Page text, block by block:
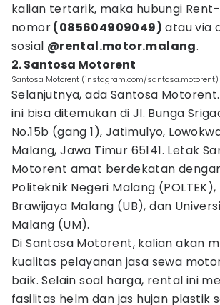
kalian tertarik, maka hubungi
nomor(085604909049) atau via
sosial @rental.motor.malang.
2. Santosa Motorent
Santosa Motorent (instagram.com/santosa.motorent)
Selanjutnya, ada Santosa
ini bisa ditemukan di Jl. Bunga
No.15b (gang 1), Jatimulyo,
Malang, Jawa Timur 65141. Letak
Motorent amat berdekatan
Politeknik Negeri Malang
Brawijaya Malang (UB), dan
Malang (UM).
Di Santosa Motorent, kalian akan
kualitas pelayanan jasa sewa
baik. Selain soal harga, rental ini
fasilitas helm dan jas hujan plastik